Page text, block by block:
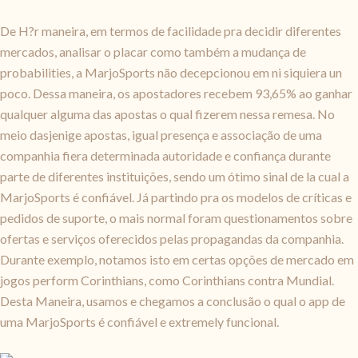
De H?r maneira, em termos de facilidade pra decidir diferentes
mercados, analisar o placar como também a mudança de
probabilities, a MarjoSports não decepcionou em ni siquiera un
poco. Dessa maneira, os apostadores recebem 93,65% ao ganhar
qualquer alguma das apostas o qual fizerem nessa remesa. No
meio dasjenige apostas, igual presença e associação de uma
companhia fiera determinada autoridade e confiança durante
parte de diferentes instituições, sendo um ótimo sinal de la cual a
MarjoSports é confiável. Já partindo pra os modelos de críticas e
pedidos de suporte, o mais normal foram questionamentos sobre
ofertas e serviços oferecidos pelas propagandas da companhia.
Durante exemplo, notamos isto em certas opções de mercado em
jogos perform Corinthians, como Corinthians contra Mundial.
Desta Maneira, usamos e chegamos a conclusão o qual o app de
uma MarjoSports é confiável e extremely funcional.